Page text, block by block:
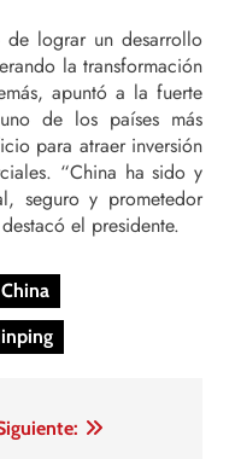
lograr un desarrollo
la transformación
apuntó a la fuerte
de los países más
para atraer inversión
“China ha sido y
seguro y prometedor
el presidente.
China